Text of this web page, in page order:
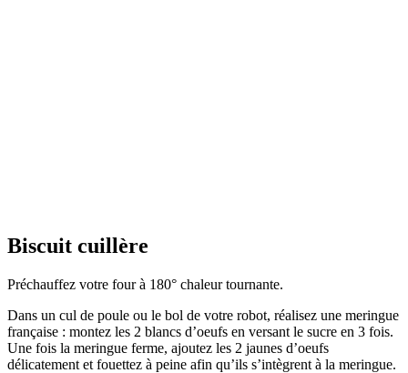
Biscuit cuillère
Préchauffez votre four à 180° chaleur tournante.
Dans un cul de poule ou le bol de votre robot, réalisez une meringue
française : montez les 2 blancs d’oeufs en versant le sucre en 3 fois.
Une fois la meringue ferme, ajoutez les 2 jaunes d’oeufs
délicatement et fouettez à peine afin qu’ils s’intègrent à la meringue.